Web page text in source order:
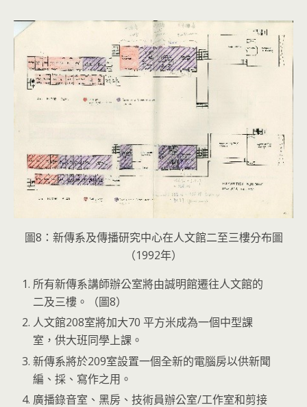
圖8：新傳系及傳播研究中心在人文館二至三樓分布圖
（1992年）
所有新傳系講師辦公室將由誠明館遷往人文館的
二及三樓。（圖8）
人文館208室將加大70 平方米成為一個中型課
室，供大班同學上課。
新傳系將於209室設置一個全新的電腦房以供新聞
編、採、寫作之用。
廣播錄音室、黑房、技術員辦公室/工作室和剪接